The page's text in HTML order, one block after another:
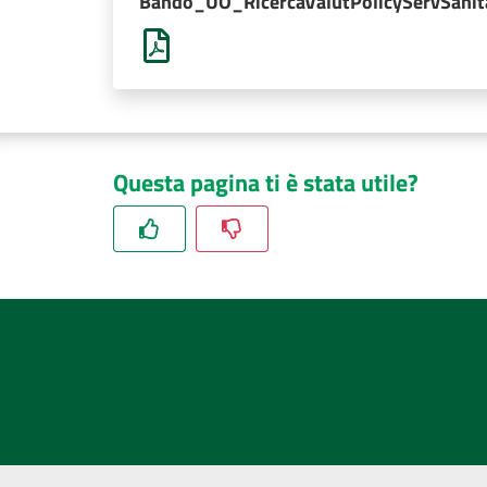
Questa pagina ti è stata utile?